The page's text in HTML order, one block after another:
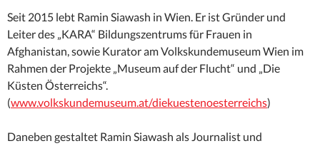
Seit 2015 lebt Ramin Siawash in Wien. Er ist Gründer und
Leiter des „KARA“ Bildungszentrums für Frauen in
Afghanistan, sowie Kurator am Volkskundemuseum Wien im
Rahmen der Projekte „Museum auf der Flucht“ und „Die
Küsten Österreichs“.
(www.volkskundemuseum.at/diekuestenoesterreichs)
Daneben gestaltet Ramin Siawash als Journalist und